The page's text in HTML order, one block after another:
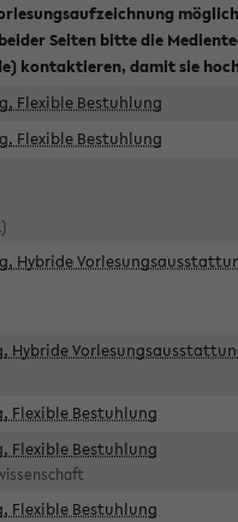
Seiten bitte die
kontaktieren, damit sie
Flexible Bestuhlung
Flexible Bestuhlung
Hybride
Hybride
Flexible Bestuhlung
Flexible Bestuhlung
Flexible Bestuhlung